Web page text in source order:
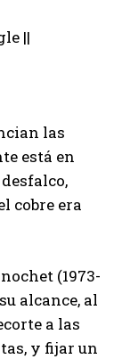
||
las
está en
cobre era
(1973-
alcance, al
a las
y fijar un